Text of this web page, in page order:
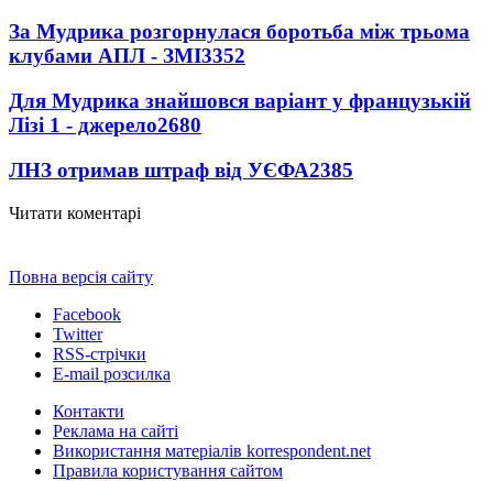
За Мудрика розгорнулася боротьба між трьома
клубами АПЛ - ЗМІ3352
Для Мудрика знайшовся варіант у французькій
Лізі 1 - джерело2680
ЛНЗ отримав штраф від УЄФА2385
Читати коментарі
Повна версія сайту
Facebook
Twitter
RSS-стрічки
E-mail розсилка
Контакти
Реклама на сайті
Використання матеріалів korrespondent.net
Правила користування сайтом